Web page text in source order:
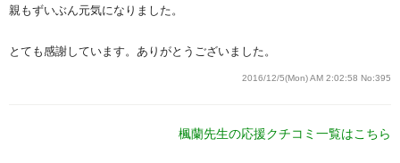
親もずいぶん元気になりました。
とても感謝しています。ありがとうございました。
2016/12/5(Mon) AM 2:02:58 No:395
楓蘭先生の応援クチコミ一覧はこちら